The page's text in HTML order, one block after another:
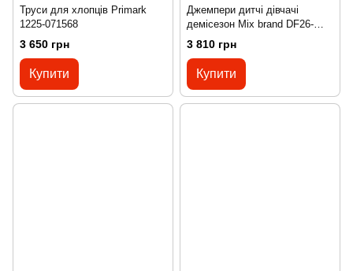
Труси для хлопців Primark
1225-071568
3 650 грн
Купити
Джемпери дитчі дівчачі
демісезон Mix brand DF26-
071534
3 810 грн
Купити